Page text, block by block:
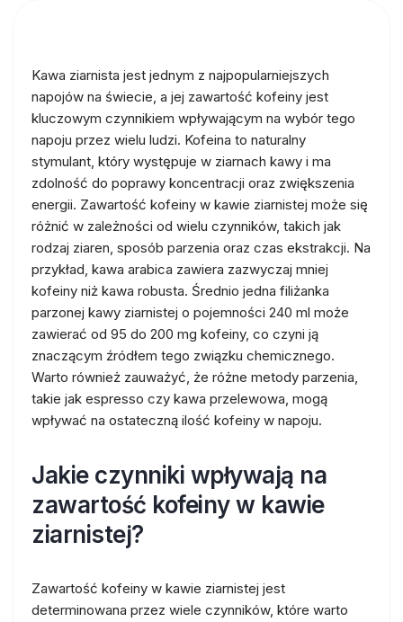
Kawa ziarnista jest jednym z najpopularniejszych
napojów na świecie, a jej zawartość kofeiny jest
kluczowym czynnikiem wpływającym na wybór tego
napoju przez wielu ludzi. Kofeina to naturalny
stymulant, który występuje w ziarnach kawy i ma
zdolność do poprawy koncentracji oraz zwiększenia
energii. Zawartość kofeiny w kawie ziarnistej może się
różnić w zależności od wielu czynników, takich jak
rodzaj ziaren, sposób parzenia oraz czas ekstrakcji. Na
przykład, kawa arabica zawiera zazwyczaj mniej
kofeiny niż kawa robusta. Średnio jedna filiżanka
parzonej kawy ziarnistej o pojemności 240 ml może
zawierać od 95 do 200 mg kofeiny, co czyni ją
znaczącym źródłem tego związku chemicznego.
Warto również zauważyć, że różne metody parzenia,
takie jak espresso czy kawa przelewowa, mogą
wpływać na ostateczną ilość kofeiny w napoju.
Jakie czynniki wpływają na
zawartość kofeiny w kawie
ziarnistej?
Zawartość kofeiny w kawie ziarnistej jest
determinowana przez wiele czynników, które warto